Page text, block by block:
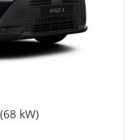
kW)